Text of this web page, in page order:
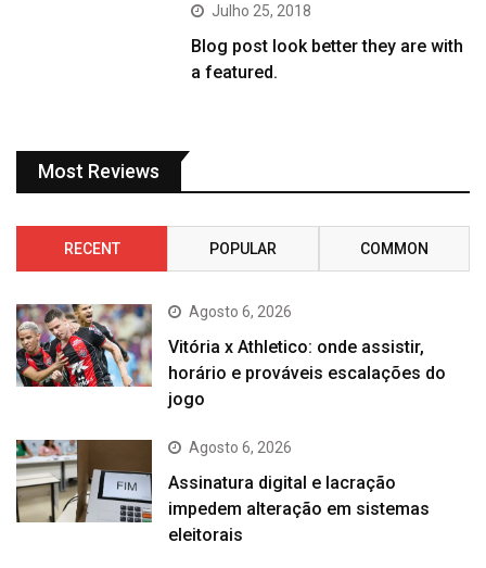
Julho 25, 2018
Blog post look better they are with
a featured.
Most Reviews
RECENT POPULAR COMMON
Agosto 6, 2026
Vitória x Athletico: onde assistir,
horário e prováveis escalações do
jogo
Agosto 6, 2026
Assinatura digital e lacração
impedem alteração em sistemas
eleitorais